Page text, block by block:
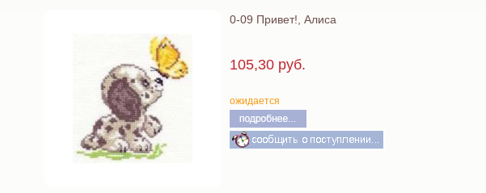
0-09 Привет!, Алиса
105,30 руб.
ожидается